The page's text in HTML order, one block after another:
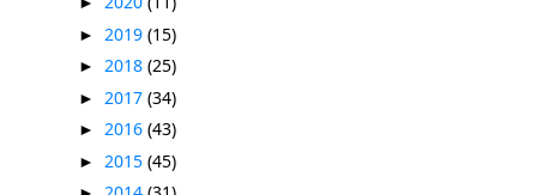
► 2019 (15)
► 2018 (25)
► 2017 (34)
► 2016 (43)
► 2015 (45)